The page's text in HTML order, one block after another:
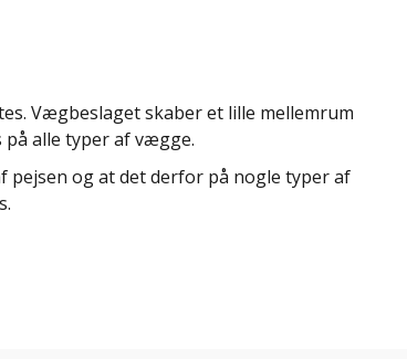
Vægbeslaget skaber et lille mellemrum
alle typer af vægge.
og at det derfor på nogle typer af